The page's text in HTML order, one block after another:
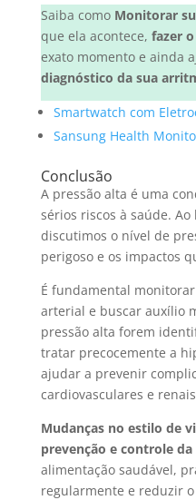
Saiba como Monitorar
que ela acontece, fazer
exato momento e ainda
diagnóstico da sua
Smartwatch com
Sansung Health
Conclusão
A pressão alta é uma
sérios riscos à saúde.
discutimos o nível de
perigoso e os impactos
É fundamental
arterial e buscar auxílio
pressão alta forem
tratar precocemente a
ajudar a prevenir
cardiovasculares e
Mudanças no estilo de
prevenção e controle da
alimentação saudável,
regularmente e reduzir